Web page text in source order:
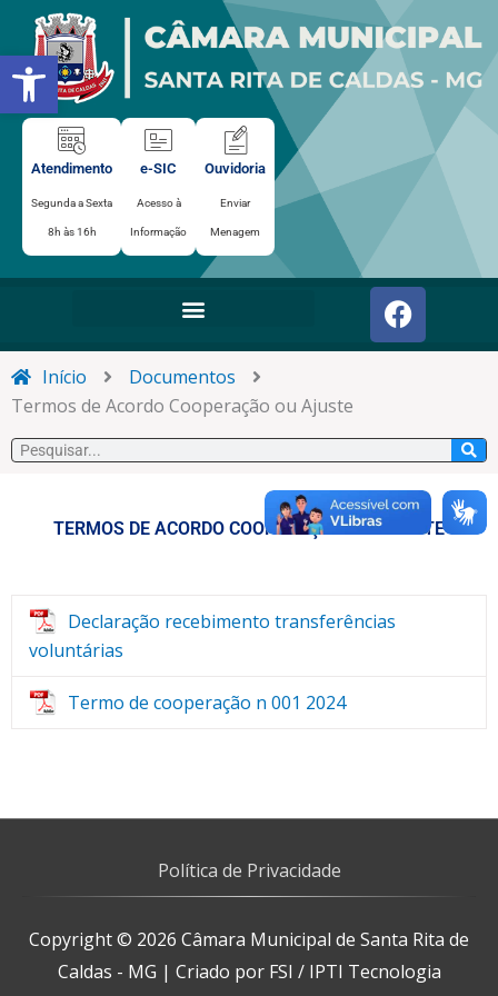
Abrir a barra de ferramentas
para
conteúdo
Atendimento
Segunda a Sexta
8h às 16h
e-SIC
Acesso à
Informação
Ouvidoria
Enviar
Menagem
F
a
c
o
o
k
Início
Documentos
Termos de Acordo Cooperação ou Ajuste
Pesquisar
TERMOS DE ACORDO COOPERAÇÃO OU AJUSTE
Declaração recebimento transferências
voluntárias
Termo de cooperação n 001 2024
Política de Privacidade
Copyright © 2026 Câmara Municipal de Santa Rita de
Caldas - MG | Criado por FSI / IPTI Tecnologia